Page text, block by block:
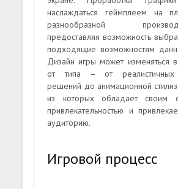
наслаждаться геймплеем на
разнообразной
предоставляя возможность
подходящие возможностям
Дизайн игры может изменяться в
от типа – от реалистичных
решений до анимационной
из которых обладает своим
привлекательностью и
аудиторию.
Игровой процесс